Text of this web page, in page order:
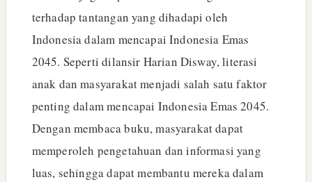
terhadap tantangan yang dihadapi oleh
Indonesia dalam mencapai Indonesia Emas
2045. Seperti dilansir Harian Disway, literasi
anak dan masyarakat menjadi salah satu faktor
penting dalam mencapai Indonesia Emas 2045.
Dengan membaca buku, masyarakat dapat
memperoleh pengetahuan dan informasi yang
luas, sehingga dapat membantu mereka dalam